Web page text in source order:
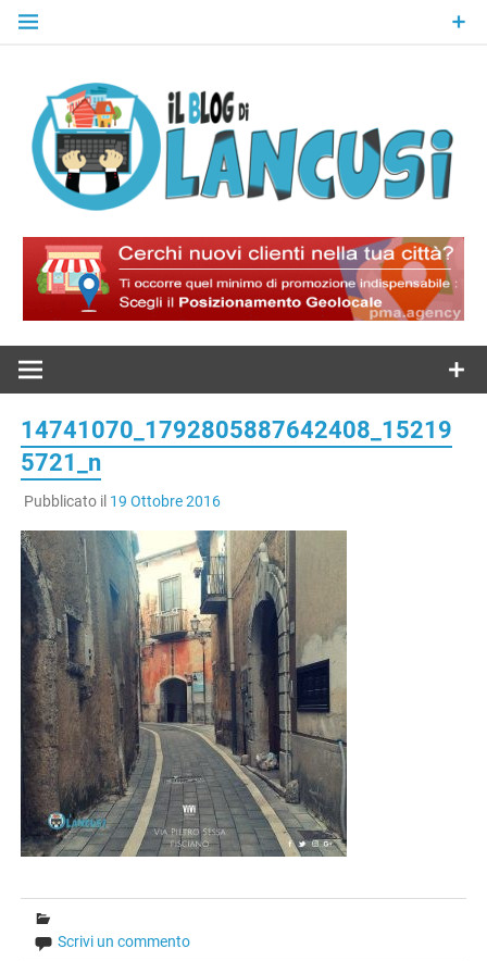
Skip
Il Blog Di
Lancusi
14741070_1792805887642408_15219
5721_n
Pubblicato il 19 Ottobre 2016
Scrivi un commento